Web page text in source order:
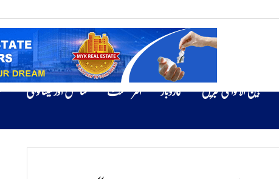
بین الاقوامی خبریں کاروبار انٹرٹینمنٹ سائنس اور ٹیکنالوجی